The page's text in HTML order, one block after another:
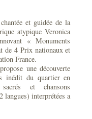
et guidée de la
atypique Veronica
« Monuments
de 4 Prix nationaux et
France.
une découverte
inédit du quartier en
et chansons
langues) interprétées a